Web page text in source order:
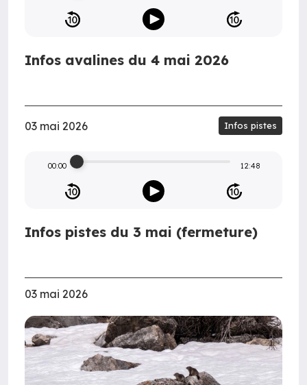
Infos avalines du 4 mai 2026
03 mai 2026 Infos pistes
00:00 12:48
Infos pistes du 3 mai (fermeture)
03 mai 2026